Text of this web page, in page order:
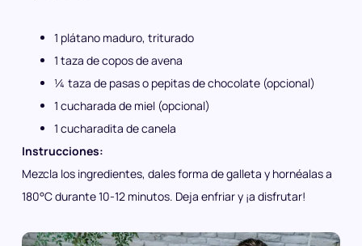
1 plátano maduro, triturado
1 taza de copos de avena
¼ taza de pasas o pepitas de chocolate (opcional)
1 cucharada de miel (opcional)
1 cucharadita de canela
Instrucciones:
Mezcla los ingredientes, dales forma de galleta y hornéalas a
180°C durante 10-12 minutos. Deja enfriar y ¡a disfrutar!